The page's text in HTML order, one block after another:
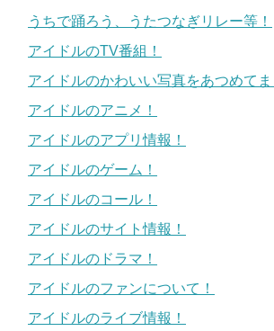
うちで踊ろう、うたつなぎリレー等！
アイドルのTV番組！
アイドルのかわいい写真をあつめてま
アイドルのアニメ！
アイドルのアプリ情報！
アイドルのゲーム！
アイドルのコール！
アイドルのサイト情報！
アイドルのドラマ！
アイドルのファンについて！
アイドルのライブ情報！